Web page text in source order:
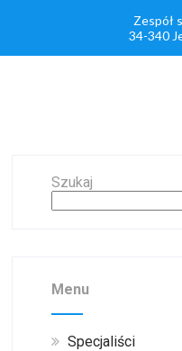
Zespół
34-340
Szukaj
Menu
Specjaliści